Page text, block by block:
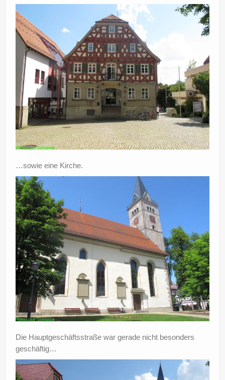
…sowie eine Kirche.
Die Hauptgeschäftsstraße war gerade nicht besonders
geschäftig…